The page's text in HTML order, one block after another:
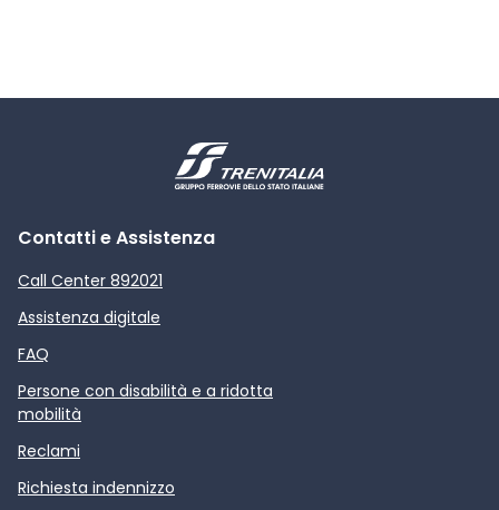
Contatti e Assistenza
Call Center 892021
Assistenza digitale
FAQ
Persone con disabilità e a ridotta
mobilità
Reclami
Richiesta indennizzo